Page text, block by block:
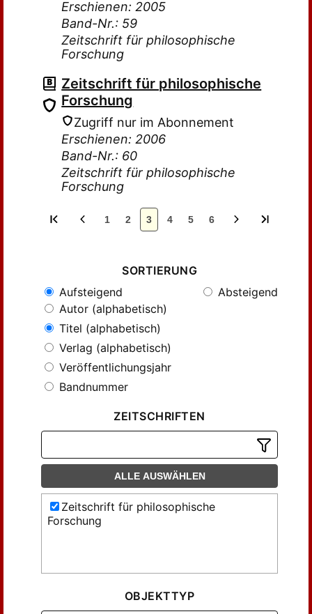
Erschienen: 2005
Band-Nr.: 59
Zeitschrift für philosophische
Forschung
Zeitschrift für philosophische
Forschung
Zugriff nur im Abonnement
Erschienen: 2006
Band-Nr.: 60
Zeitschrift für philosophische
Forschung
1 2 3 4 5 6
SORTIERUNG
Aufsteigend
Absteigend
Autor (alphabetisch)
Titel (alphabetisch)
Verlag (alphabetisch)
Veröffentlichungsjahr
Bandnummer
ZEITSCHRIFTEN
ALLE AUSWÄHLEN
Zeitschrift für philosophische
Forschung
OBJEKTTYP